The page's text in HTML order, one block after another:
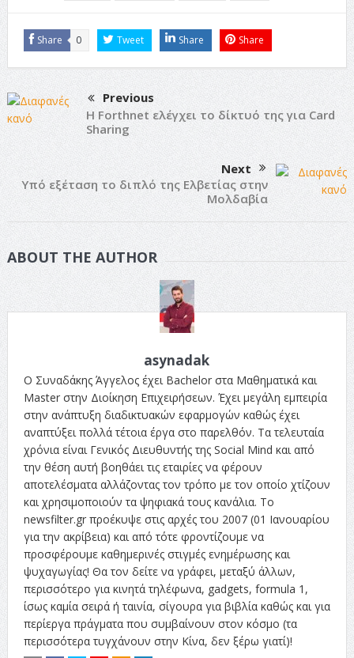
Share 0 Tweet Share Share
Previous
Η Forthnet ελέγχει το δίκτυό της για Card
Sharing
Next
Υπό εξέταση το διπλό της Ελβετίας στην
Μολδαβία
ABOUT THE AUTHOR
asynadak
Ο Συναδάκης Άγγελος έχει Bachelor στα Μαθηματικά και
Master στην Διοίκηση Επιχειρήσεων. Έχει μεγάλη εμπειρία
στην ανάπτυξη διαδικτυακών εφαρμογών καθώς έχει
αναπτύξει πολλά τέτοια έργα στο παρελθόν. Τα τελευταία
χρόνια είναι Γενικός Διευθυντής της Social Mind και από
την θέση αυτή βοηθάει τις εταιρίες να φέρουν
αποτελέσματα αλλάζοντας τον τρόπο με τον οποίο χτίζουν
και χρησιμοποιούν τα ψηφιακά τους κανάλια. Το
newsfilter.gr προέκυψε στις αρχές του 2007 (01 Ιανουαρίου
για την ακρίβεια) και από τότε φροντίζουμε να
προσφέρουμε καθημερινές στιγμές ενημέρωσης και
ψυχαγωγίας! Θα τον δείτε να γράφει, μεταξύ άλλων,
περισσότερο για κινητά τηλέφωνα, gadgets, formula 1,
ίσως καμία σειρά ή ταινία, σίγουρα για βιβλία καθώς και για
περίεργα πράγματα που συμβαίνουν στον κόσμο (τα
περισσότερα τυγχάνουν στην Κίνα, δεν ξέρω γιατί)!